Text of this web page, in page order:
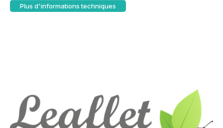
Plus d'informations techniques